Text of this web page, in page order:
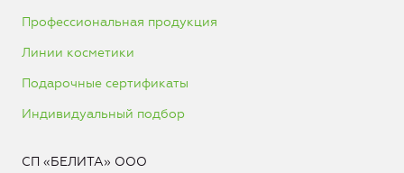
Профессиональная продукция
Линии косметики
Подарочные сертификаты
Индивидуальный подбор
СП «БЕЛИТА» ООО